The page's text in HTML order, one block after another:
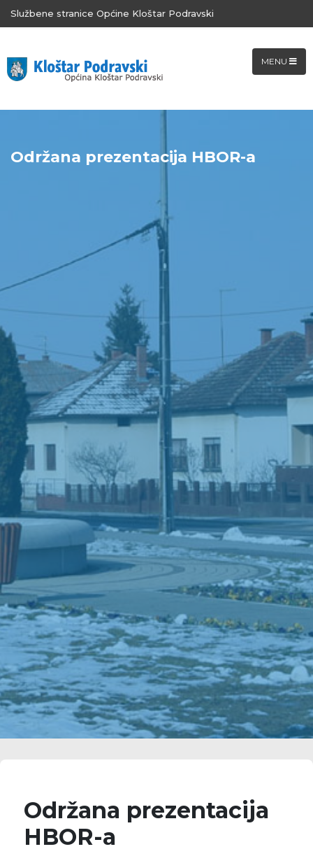
Službene stranice Općine Kloštar Podravski
MENU
Održana prezentacija HBOR-a
Održana prezentacija
HBOR-a